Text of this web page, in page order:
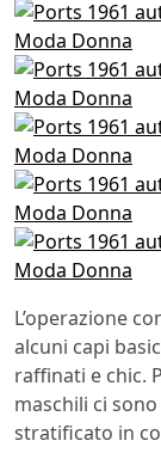
L’operazione
alcuni capi
raffinati e chic.
maschili ci
stratificato in